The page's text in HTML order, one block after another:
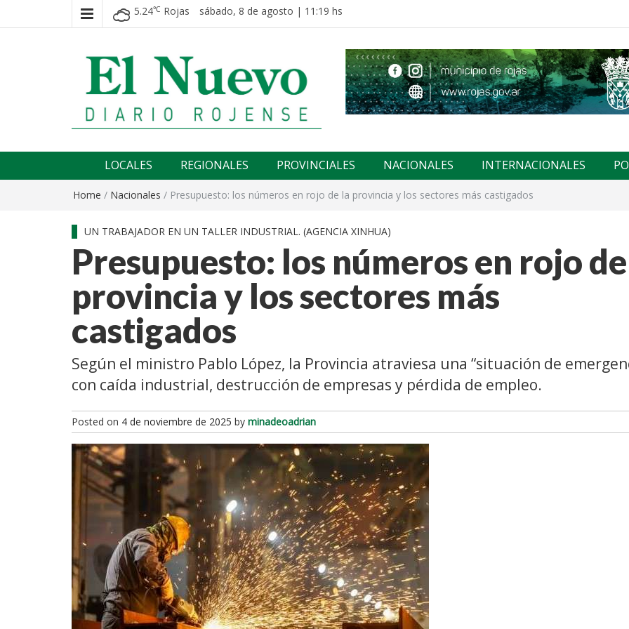
5.24℃ Rojas sábado, 8 de agosto | 11:19 hs
El nuevo rojense
LOCALES REGIONALES PROVINCIALES NACIONALES INTERNACIONALES
Home / Nacionales / Presupuesto: los números en rojo de la provincia y los sectores más castigados
UN TRABAJADOR EN UN TALLER INDUSTRIAL. (AGENCIA XINHUA)
Presupuesto: los números en rojo
provincia y los sectores más
castigados
Según el ministro Pablo López, la Provincia atraviesa una “situación de
con caída industrial, destrucción de empresas y pérdida de empleo.
Posted on 4 de noviembre de 2025 by minadeoadrian